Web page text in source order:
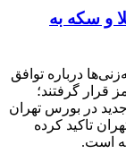
و سکه به
درباره توافق
قرار گرفتند؛
در بورس تهران
تاکید کرده
است.